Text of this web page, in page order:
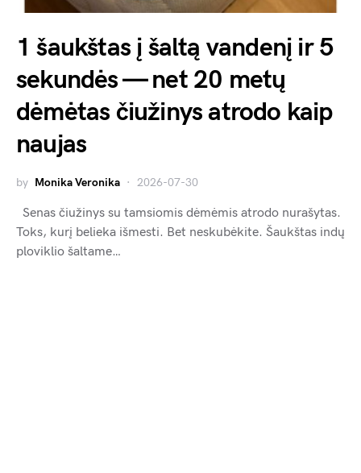
1 šaukštas į šaltą vandenį ir 5
sekundės — net 20 metų
dėmėtas čiužinys atrodo kaip
naujas
by Monika Veronika 2026-07-30
Senas čiužinys su tamsiomis dėmėmis atrodo nurašytas.
Toks, kurį belieka išmesti. Bet neskubėkite. Šaukštas indų
ploviklio šaltame…